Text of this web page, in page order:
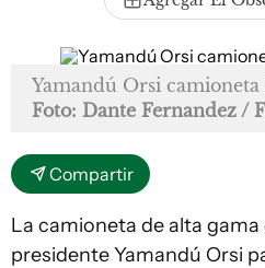
Yamandú Orsi
Foto: Dante Fernandez /
Compartir
La camioneta de alta
presidente Yamandú Orsi